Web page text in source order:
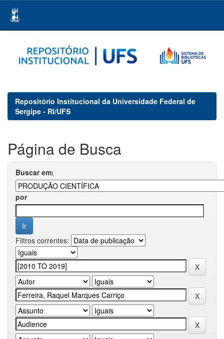
navigation
Repositório Institucional da Universidade Federal de
Sergipe - RI/UFS
Página de Busca
Buscar em:
por
Filtros correntes: